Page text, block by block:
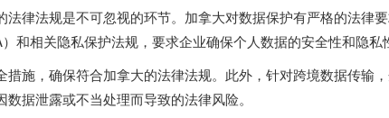
律法规是不可忽视的环节。加拿大对数据保护有严格的法律
和相关隐私保护法规，要求企业确保个人数据的安全性和隐私
施，确保符合加拿大的法律法规。此外，针对跨境数据传输
据泄露或不当处理而导致的法律风险。